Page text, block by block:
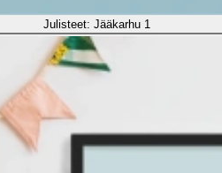
Julisteet: Jääkarhu 1